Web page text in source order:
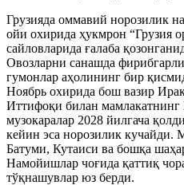
Грузияда оммавий норозилик
ойи охирида ҳукмрон “Грузия
сайловларида ғалаба
Овозларни санашда
гумонлар аҳолининг бир
Ноябрь охирида бош вазир
Иттифоқи билан мамлакатнинг
музокаралар 2028 йилгача
кейин эса норозилик кучайди.
Батуми, Кутаиси ва бошқа
Намойишлар чоғида қаттиқ
тўқнашувлар юз берди.